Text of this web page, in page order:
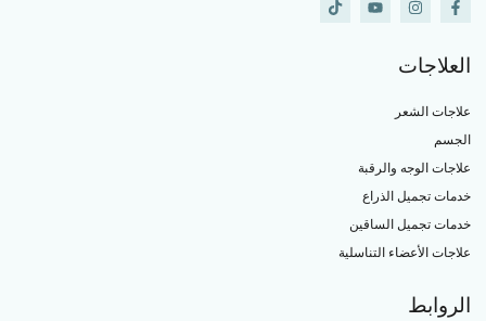
العلاجات
علاجات الشعر
الجسم
علاجات الوجه والرقبة
خدمات تجميل الذراع
خدمات تجميل الساقين
علاجات الأعضاء التناسلية
الروابط